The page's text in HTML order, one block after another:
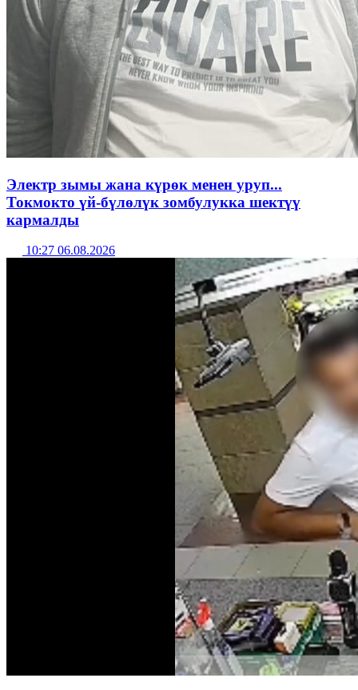
Электр зымы жана күрөк менен уруп...
Токмокто үй-бүлөлүк зомбулукка шектүү
кармалды
10:27 06.08.2026